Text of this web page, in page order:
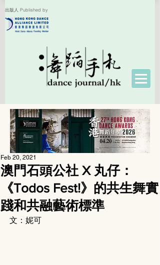
出版人 Published by
澳門石頭公社 X 丸仔：
《Todos Fest!》的共生舞實
踐和共融藝術標準
Feb 20, 2021
文：妮可